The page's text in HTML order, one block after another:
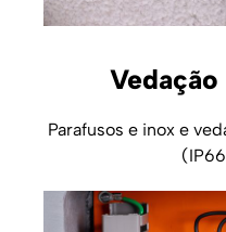
Parafusos e inox e